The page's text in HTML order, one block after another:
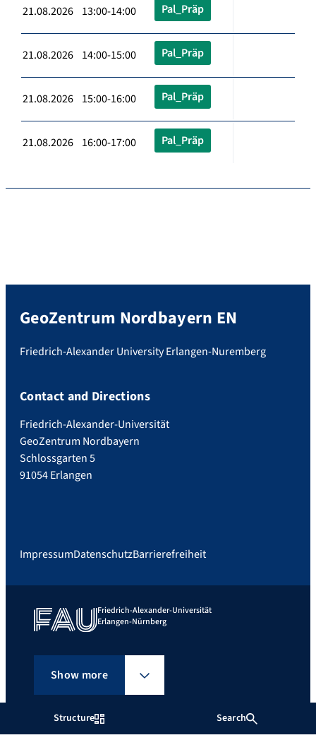
Structure Search
21.08.2026 13:00-14:00 Pal_Präp
21.08.2026 14:00-15:00 Pal_Präp
21.08.2026 15:00-16:00 Pal_Präp
21.08.2026 16:00-17:00 Pal_Präp
GeoZentrum Nordbayern EN
Friedrich-Alexander University Erlangen-Nuremberg
Contact and Directions
Friedrich-Alexander-Universität
GeoZentrum Nordbayern
Schlossgarten 5
91054 Erlangen
ImpressumDatenschutzBarrierefreiheit
Friedrich-Alexander-Universität
Erlangen-Nürnberg
Show more